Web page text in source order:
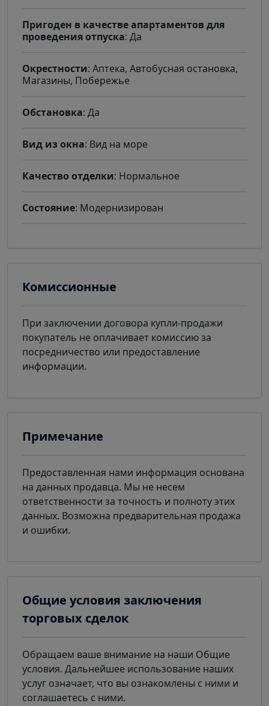
Пригоден в качестве апартаментов для
проведения отпуска: Да
Окрестности: Аптека, Автобусная остановка,
Магазины, Побережье
Обстановка: Да
Вид из окна: Вид на море
Качество отделки: Нормальное
Состояние: Модернизирован
Комиссионные
При заключении договора купли-продажи
покупатель не оплачивает комиссию за
посредничество или предоставление
информации.
Примечание
Предоставленная нами информация основана
на данных продавца. Мы не несем
ответственности за точность и полноту этих
данных. Возможна предварительная продажа
и ошибки.
Общие условия заключения
торговых сделок
Обращаем ваше внимание на наши Общие
условия. Дальнейшее использование наших
услуг означает, что вы ознакомлены с ними и
соглашаетесь с ними.